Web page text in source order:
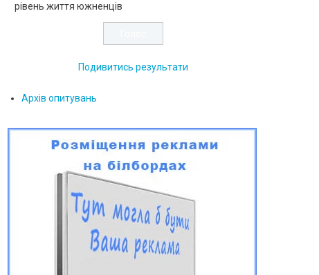
рівень життя южненців
Подивитись результати
Архів опитувань